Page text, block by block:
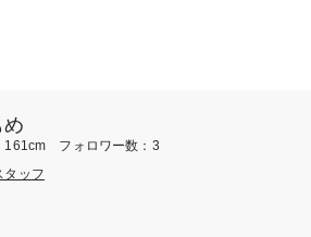
め
161cm フォロワー数：3
タッフ